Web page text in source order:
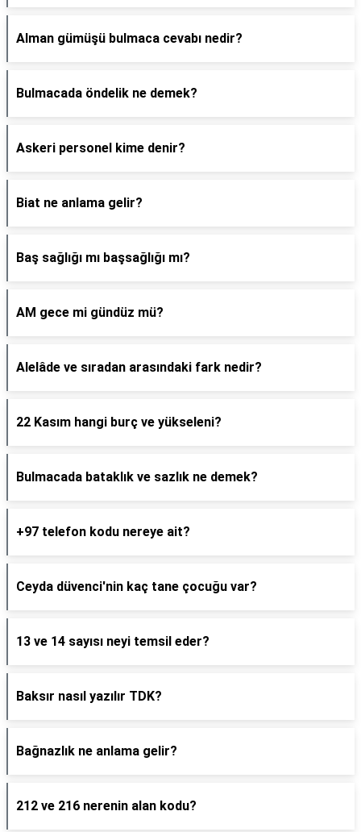
Alman gümüşü bulmaca cevabı nedir?
Bulmacada öndelik ne demek?
Askeri personel kime denir?
Biat ne anlama gelir?
Baş sağlığı mı başsağlığı mı?
AM gece mi gündüz mü?
Alelâde ve sıradan arasındaki fark nedir?
22 Kasım hangi burç ve yükseleni?
Bulmacada bataklık ve sazlık ne demek?
+97 telefon kodu nereye ait?
Ceyda düvenci'nin kaç tane çocuğu var?
13 ve 14 sayısı neyi temsil eder?
Baksır nasıl yazılır TDK?
Bağnazlık ne anlama gelir?
212 ve 216 nerenin alan kodu?